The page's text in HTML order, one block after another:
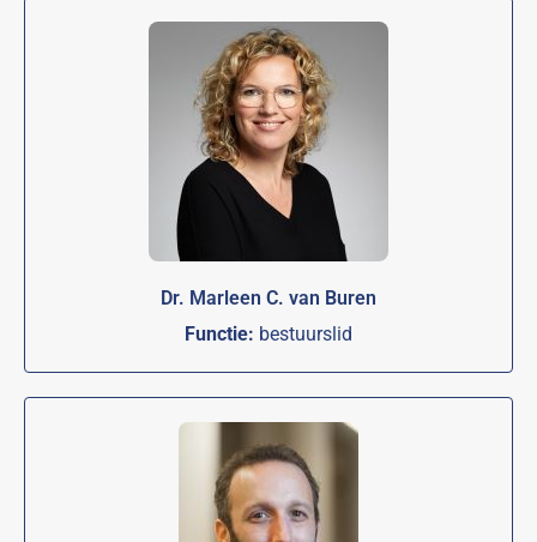
Dr. Marleen C. van Buren
Functie: bestuurslid